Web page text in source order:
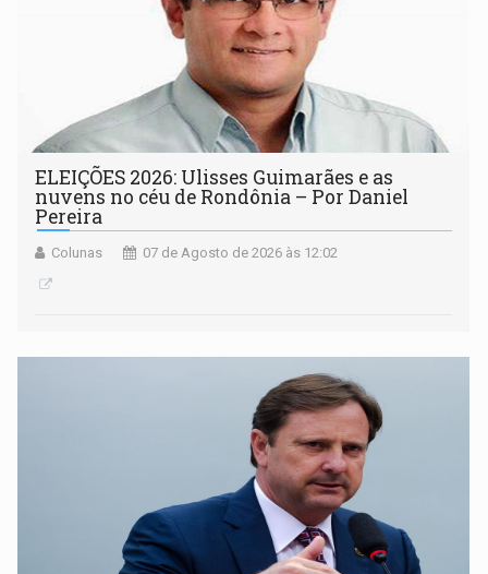
ELEIÇÕES 2026: Ulisses Guimarães e as
nuvens no céu de Rondônia – Por Daniel
Pereira
Colunas 07 de Agosto de 2026 às 12:02